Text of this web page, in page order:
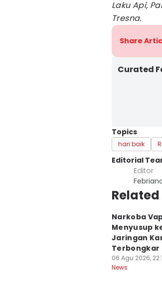
Laku Api,
Tresna.
Share
Curated
Topics
hari baik
Editorial
Editor
Narkoba
Menyusup
Jaringan
Terbongkar
06 Agu 2026,
News